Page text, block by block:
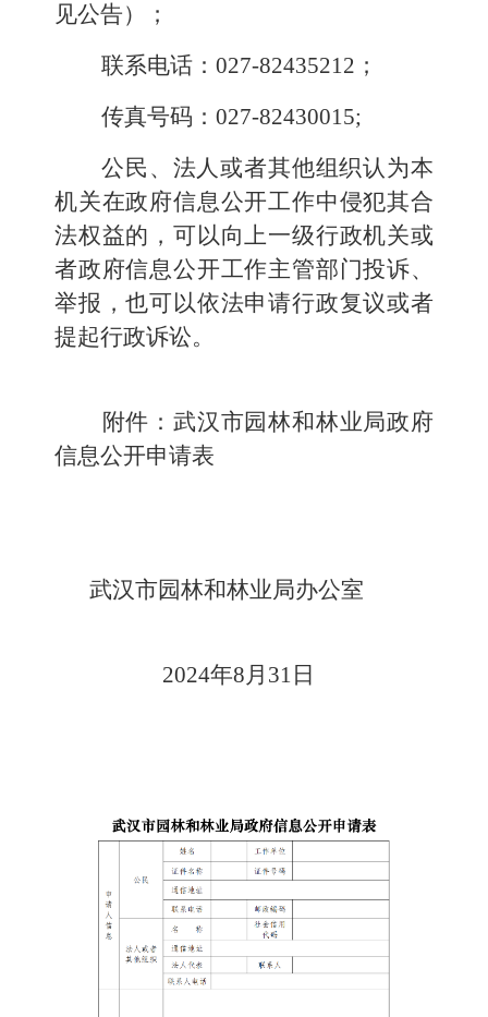
见公告）；
联系电话：027-82435212 ；
传真号码：027-82430015;
公民、法人或者其他组织认为本
机关在政府信息公开工作中侵犯其合
法权益的，可以向上一级行政机关或
者政府信息公开工作主管部门投诉、
举报，也可以依法申请行政复议或者
提起行政诉讼。
附件：武汉市园林和林业局政府
信息公开申请表
武汉市园林和林业局办公室
2024年8月 31 日